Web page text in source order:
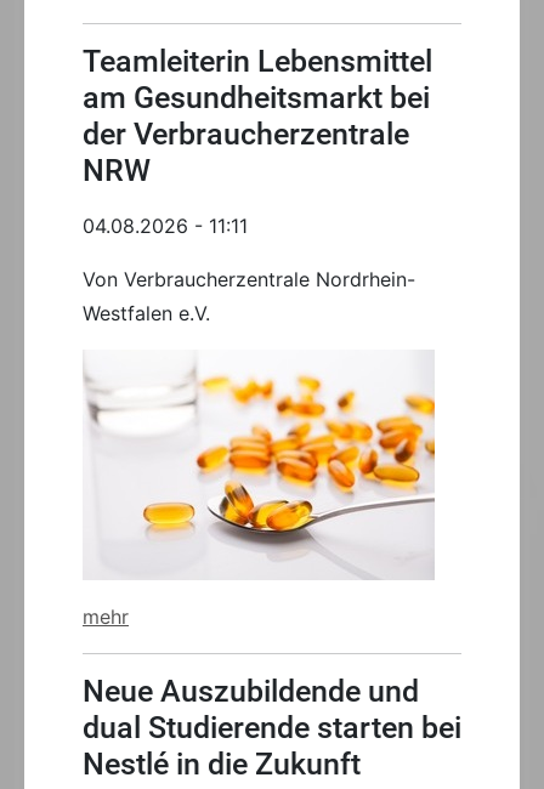
Teamleiterin Lebensmittel
am Gesundheitsmarkt bei
der Verbraucherzentrale
NRW
04.08.2026 - 11:11
Von Verbraucherzentrale Nordrhein-
Westfalen e.V.
mehr
Neue Auszubildende und
dual Studierende starten bei
Nestlé in die Zukunft